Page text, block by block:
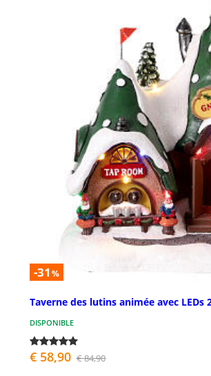
-31 %
Taverne des lutins animée avec LEDs
DISPONIBLE
€ 58,90 € 84,90